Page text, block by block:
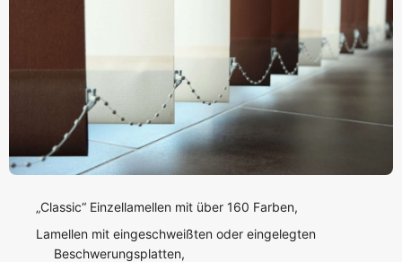
„Classic“ Einzellamellen mit über 160 Farben,
Lamellen mit eingeschweißten oder eingelegten
Beschwerungsplatten,